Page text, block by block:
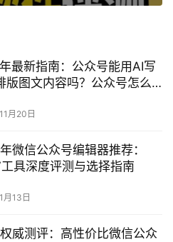
最新指南：公众号能用AI写
版图文内容吗？公众号怎么
月20日
微信公众号编辑器推荐：
具深度评测与选择指南
月13日
威测评：高性价比微信公众